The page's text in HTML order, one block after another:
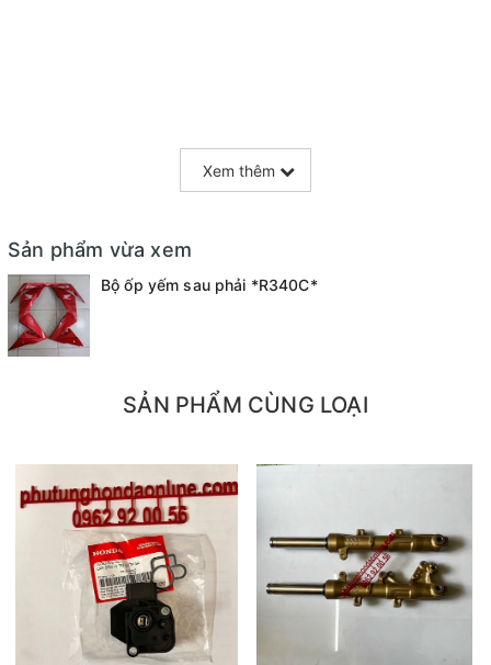
Xem thêm
Sản phẩm vừa xem
Bộ ốp yếm sau phải *R340C*
SẢN PHẨM CÙNG LOẠI